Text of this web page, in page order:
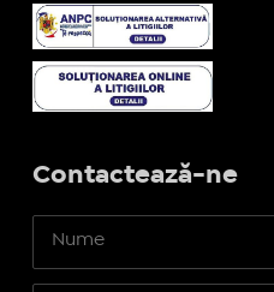
Contactează-ne